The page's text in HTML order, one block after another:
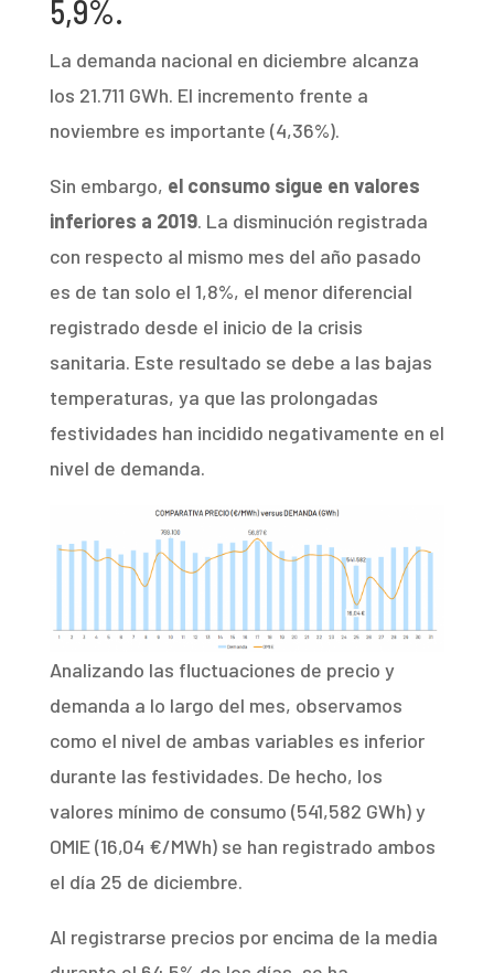
5,9%.
La demanda nacional en diciembre alcanza
los 21.711 GWh. El incremento frente a
noviembre es importante (4,36%).
Sin embargo, el consumo sigue en valores
inferiores a 2019. La disminución registrada
con respecto al mismo mes del año pasado
es de tan solo el 1,8%, el menor diferencial
registrado desde el inicio de la crisis
sanitaria. Este resultado se debe a las bajas
temperaturas, ya que las prolongadas
festividades han incidido negativamente en el
nivel de demanda.
Analizando las fluctuaciones de precio y
demanda a lo largo del mes, observamos
como el nivel de ambas variables es inferior
durante las festividades. De hecho, los
valores mínimo de consumo (541,582 GWh) y
OMIE (16,04 €/MWh) se han registrado ambos
el día 25 de diciembre.
Al registrarse precios por encima de la media